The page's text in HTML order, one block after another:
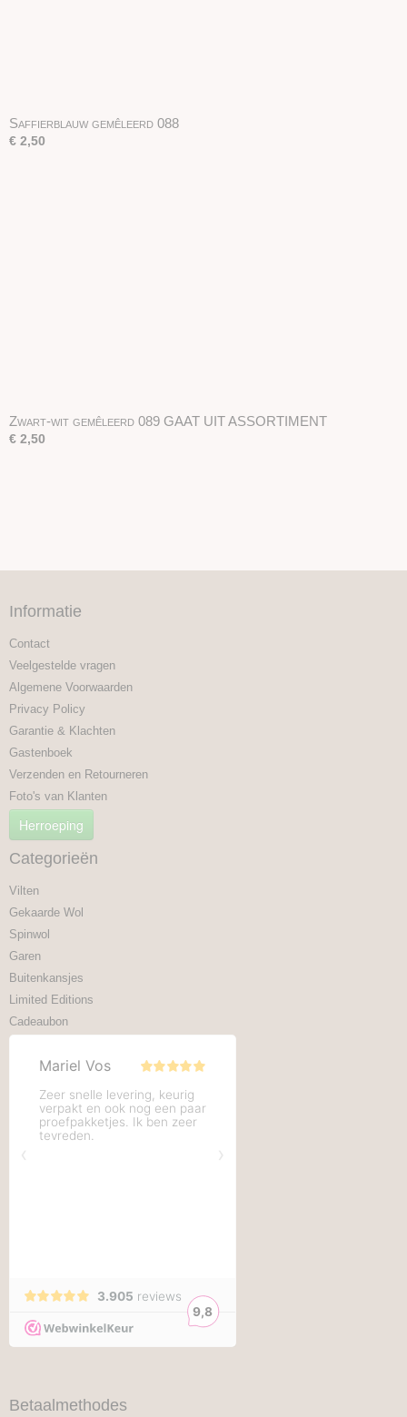
Saffierblauw gemêleerd 088
€ 2,50
Zwart-wit gemêleerd 089 GAAT UIT ASSORTIMENT
€ 2,50
Informatie
Contact
Veelgestelde vragen
Algemene Voorwaarden
Privacy Policy
Garantie & Klachten
Gastenboek
Verzenden en Retourneren
Foto's van Klanten
Herroeping
Categorieën
Vilten
Gekaarde Wol
Spinwol
Garen
Buitenkansjes
Limited Editions
Cadeaubon
Betaalmethodes